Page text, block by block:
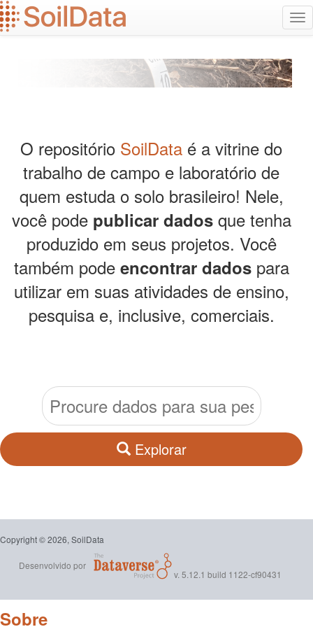
Ir
para
o
O repositório SoilData é a vitrine do
trabalho de campo e laboratório de
quem estuda o solo brasileiro! Nele,
você pode publicar dadosque tenha
produzido em seus projetos. Você
também pode encontrar dadospara
utilizar em suas atividades de ensino,
pesquisa e, inclusive, comerciais.
Explorar
Copyright © 2026, SoilData
Desenvolvido por
v. 5.12.1 build 1122-cf90431
Sobre